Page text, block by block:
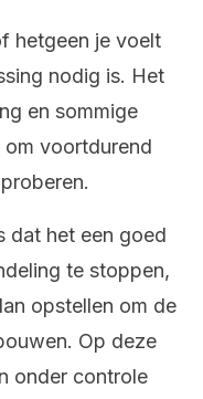
hetgeen je voelt
nodig is. Het
en sommige
om voortdurend
dat het een goed
te stoppen,
opstellen om de
Op deze
onder controle